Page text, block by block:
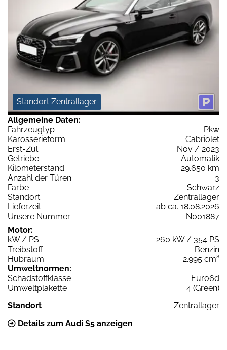
Standort Zentrallager
Allgemeine Daten:
Fahrzeugtyp
Pkw
Karosserieform
Cabriolet
Erst-Zul.
Nov / 2023
Getriebe
Automatik
Kilometerstand
29.650 km
Anzahl der Türen
3
Farbe
Schwarz
Standort
Zentrallager
Lieferzeit
ab ca. 18.08.2026
Unsere Nummer
N001887
Motor:
kW / PS
260 kW / 354 PS
Treibstoff
Benzin
Hubraum
2.995 cm³
Umweltnormen:
Schadstoffklasse
Euro6d
Umweltplakette
4 (Green)
Standort
Zentrallager
Details zum Audi S5 anzeigen